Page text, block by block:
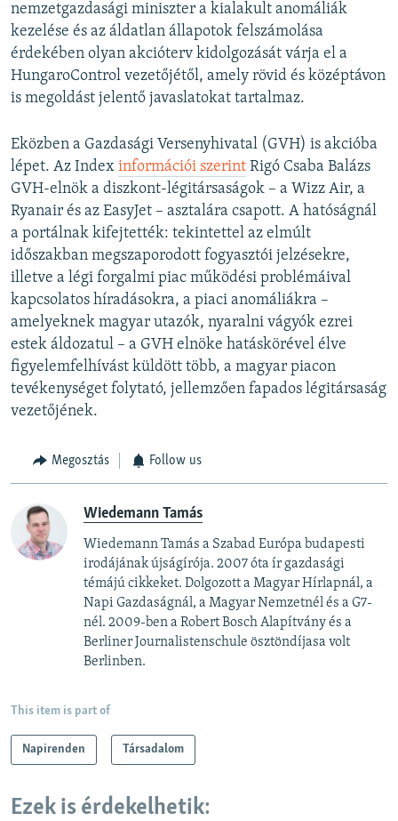
nemzetgazdasági miniszter a kialakult anomáliák
kezelése és az áldatlan állapotok felszámolása
érdekében olyan akcióterv kidolgozását várja el a
HungaroControl vezetőjétől, amely rövid és középtávon
is megoldást jelentő javaslatokat tartalmaz.
Eközben a Gazdasági Versenyhivatal (GVH) is akcióba
lépet. Az Index információi szerint Rigó Csaba Balázs
GVH-elnök a diszkont-légitársaságok – a Wizz Air, a
Ryanair és az EasyJet – asztalára csapott. A hatóságnál
a portálnak kifejtették: tekintettel az elmúlt
időszakban megszaporodott fogyasztói jelzésekre,
illetve a légi forgalmi piac működési problémáival
kapcsolatos híradásokra, a piaci anomáliákra –
amelyeknek magyar utazók, nyaralni vágyók ezrei
estek áldozatul – a GVH elnöke hatáskörével élve
figyelemfelhívást küldött több, a magyar piacon
tevékenységet folytató, jellemzően fapados légitársaság
vezetőjének.
Megosztás Follow us
Wiedemann Tamás
Wiedemann Tamás a Szabad Európa budapesti
irodájának újságírója. 2007 óta ír gazdasági
témájú cikkeket. Dolgozott a Magyar Hírlapnál, a
Napi Gazdaságnál, a Magyar Nemzetnél és a G7-
nél. 2009-ben a Robert Bosch Alapítvány és a
Berliner Journalistenschule ösztöndíjasa volt
Berlinben.
This item is part of
Napirenden Társadalom
Ezek is érdekelhetik: